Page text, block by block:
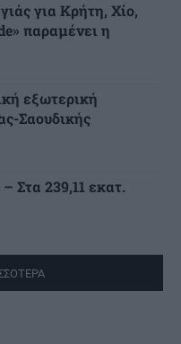
για Κρήτη, Χίο,
παραμένει η
εξωτερική
Σαουδικής
Στα 239,11 εκατ.